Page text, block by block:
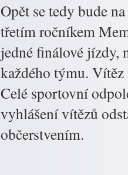
Opět se tedy bude
třetím ročníkem
jedné finálové jízdy,
každého týmu.
Celé sportovní
vyhlášení vítězů
občerstvením.